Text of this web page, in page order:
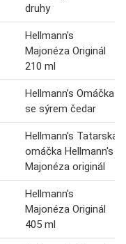
druhy
Hellmann's
Majonéza Originál
210 ml
Hellmann’s Omáčka
se sýrem čedar
Hellmann's Tatarská
omáčka Hellmann's
Majonéza originál
Hellmann's
Majonéza Originál
405 ml